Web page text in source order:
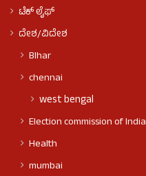
ಟೆಕ್ ಲೈಫ್
ದೇಶ/ವಿದೇಶ
BIhar
chennai
west bengal
Election commission of India
Health
mumbai